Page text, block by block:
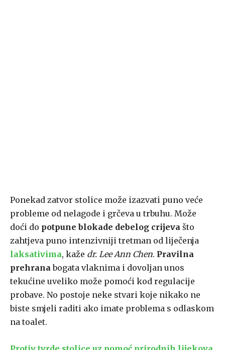
Ponekad zatvor stolice može izazvati puno veće
probleme od nelagode i grčeva u trbuhu. Može
doći do potpune blokade debelog crijeva što
zahtjeva puno intenzivniji tretman od liječenja
laksativima, kaže dr. Lee Ann Chen. Pravilna
prehranabogata vlaknima i dovoljan unos
tekućine uveliko može pomoći kod regulacije
probave. No postoje neke stvari koje nikako ne
biste smjeli raditi ako imate problema s odlaskom
na toalet.